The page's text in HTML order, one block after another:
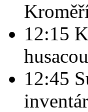
12:15
12:45